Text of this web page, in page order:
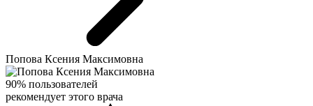
Попова Ксения Максимовна
90% пользователей
рекомендует этого врача